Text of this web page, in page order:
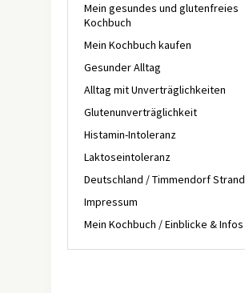
Mein gesundes und glutenfreies
Kochbuch
Mein Kochbuch kaufen
Gesunder Alltag
Alltag mit Unverträglichkeiten
Glutenunverträglichkeit
Histamin-Intoleranz
Laktoseintoleranz
Deutschland / Timmendorf Strand
Impressum
Mein Kochbuch / Einblicke & Infos